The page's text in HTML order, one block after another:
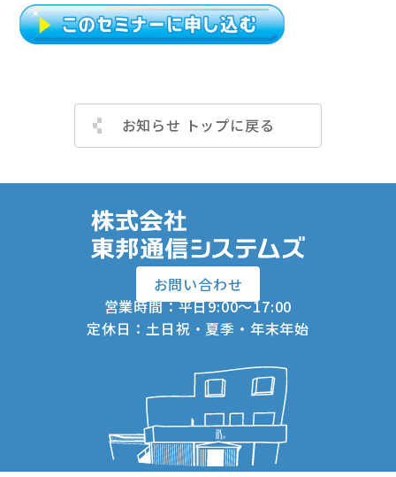
お知らせ トップに戻る
お問い合わせ
営業時間：平日9:00～17:00
定休日：土日祝・夏季・年末年始